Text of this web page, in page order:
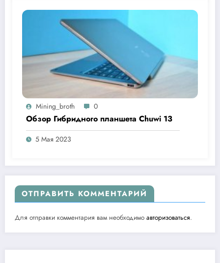
Mining_broth 0
Обзор Гибридного планшета Chuwi 13
5 Мая 2023
ОТПРАВИТЬ КОММЕНТАРИЙ
Для отправки комментария вам необходимо авторизоваться.